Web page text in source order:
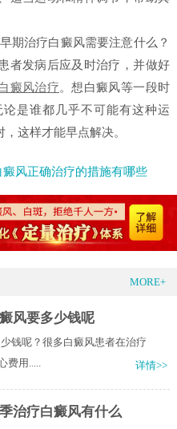
治疗白癜风需要注意什么？
者发病后应及时治疗，并做好
癜风治疗。想白癜风等一段时
是谁都几乎不可能有这种运
这样才能早点解决。
风正确治疗的措施有哪些
MORE+
风要多少钱呢
钱呢？很多白癜风患者在治疗
费用.....
详情>>
治疗白癜风有什么